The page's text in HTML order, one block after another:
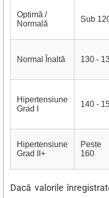
Optimă /
Normală
Sub
Normal Înaltă 130 -
Hipertensiune
Grad I
140 -
Hipertensiune
Grad II+
Peste
160
Dacă valorile